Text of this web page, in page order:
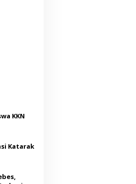
KKN
Katarak